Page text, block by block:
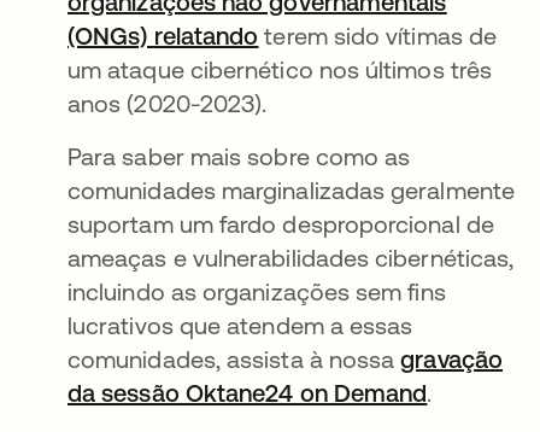
(ONGs) relatando abre em uma nova guia
terem sido vítimas de
um ataque cibernético nos últimos três
anos (2020-2023).
Para saber mais sobre como as
comunidades marginalizadas geralmente
suportam um fardo desproporcional de
ameaças e vulnerabilidades cibernéticas,
incluindo as organizações sem fins
lucrativos que atendem a essas
comunidades, assista à nossagravação
da sessão Oktane24 on Demandabre em
.